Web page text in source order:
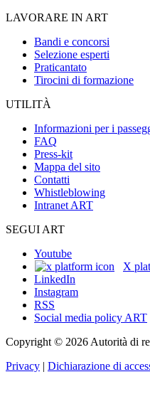
LAVORARE IN ART
Bandi e concorsi
Selezione esperti
Praticantato
Tirocini di formazione
UTILITÀ
Informazioni per i
FAQ
Press-kit
Mappa del sito
Contatti
Whistleblowing
Intranet ART
SEGUI ART
Youtube
X
LinkedIn
Instagram
RSS
Social media policy ART
Copyright © 2026 Autorità di
Privacy | Dichiarazione di